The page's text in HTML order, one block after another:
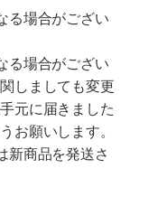
る場合がござい
る場合がござい
しましても変更
元に届きました
お願いします。
新商品を発送さ